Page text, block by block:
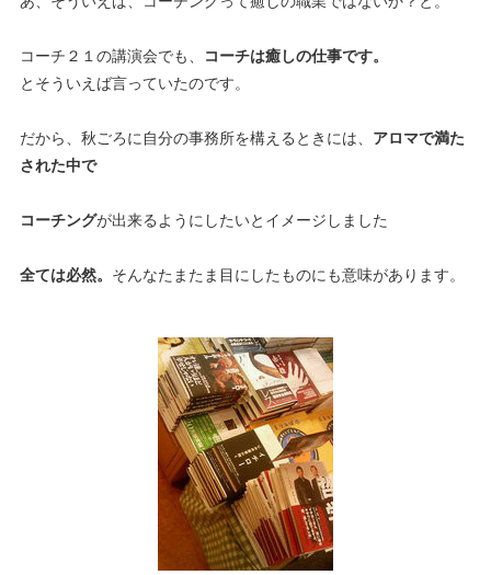
コーチ２１の講演会でも、 コーチは癒しの仕事です。
とそういえば言っていたのです。
だから、秋ごろに自分の事務所を構えるときには、 アロマで満た
された中で
コーチングが出来るようにしたいとイメージしました
全ては必然。 そんなたまたま目にしたものにも意味があります。